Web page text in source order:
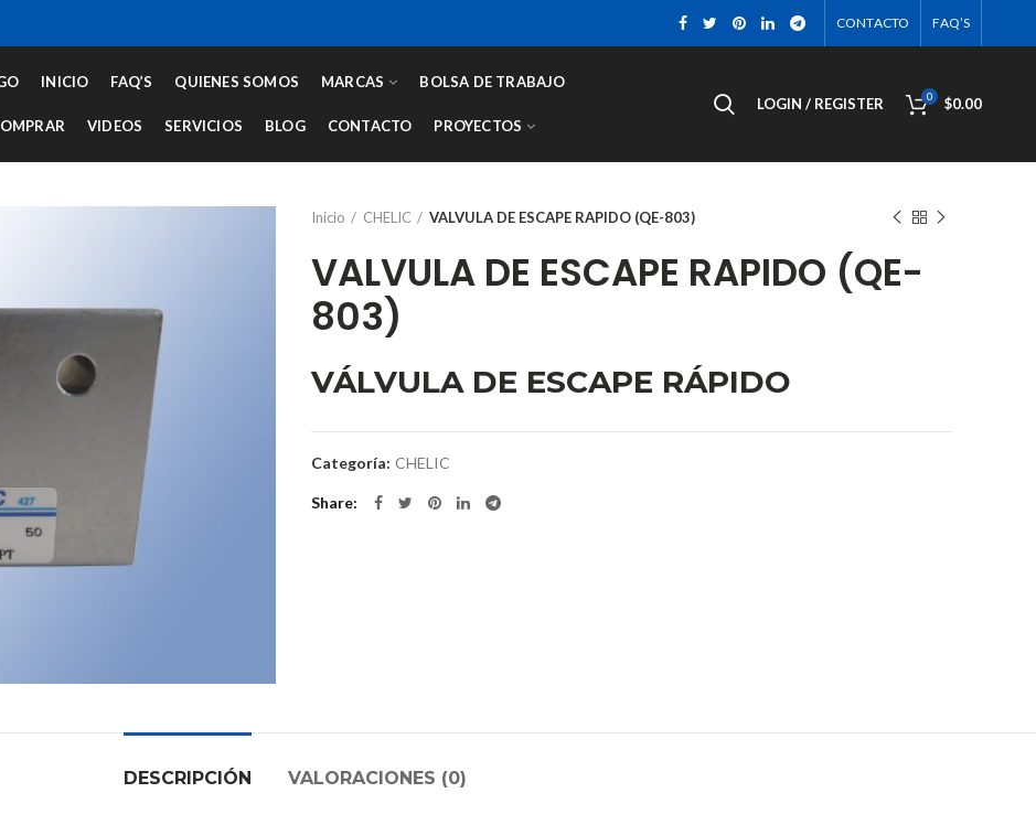
CONTACTO FAQ’S
INICIO FAQ’S QUIENES SOMOS MARCAS BOLSA DE TRABAJO
VIDEOS SERVICIOS BLOG CONTACTO PROYECTOS
LOGIN / REGISTER 0 $0.00
Inicio CHELIC VALVULA DE ESCAPE RAPIDO (QE-803)
VALVULA DE ESCAPE RAPIDO (QE-
803)
VÁLVULA DE ESCAPE RÁPIDO
Categoría: CHELIC
Share
DESCRIPCIÓN VALORACIONES (0)